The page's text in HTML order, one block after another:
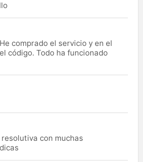
comprado el servicio y en el
código. Todo ha funcionado
con muchas